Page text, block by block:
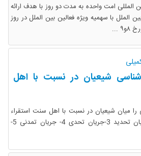
المللی امت واحده به مدت دو روز با هدف ارائه
الملل با سهمیه ویژه فعالین بین الملل در روز
...
شیعیان در نسبت با اهل
را میان شیعیان در نسبت با اهل سنت استقراء
کرد: 1- جریان تبری 2- جریان تحدید 3-جریان تحدی 4- جریان تمدنی 5-